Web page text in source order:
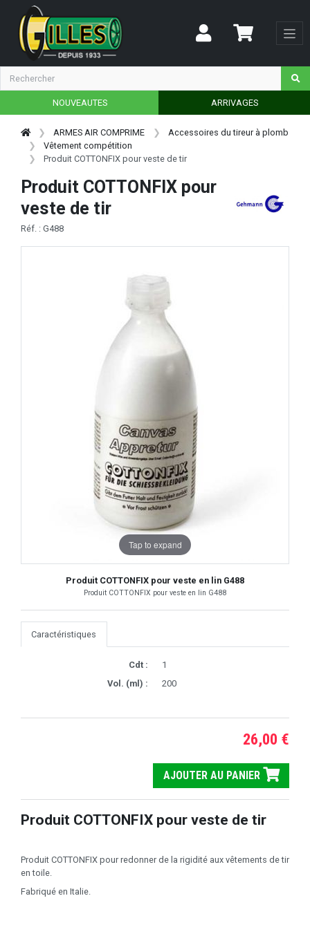
NOUVEAUTES ARRIVAGES
ARMES AIR COMPRIME
Accessoires du tireur à plomb
Vêtement compétition
Produit COTTONFIX pour veste de tir
Produit COTTONFIX pour
veste de tir
Réf. : G488
Tap to expand
Produit COTTONFIX pour veste en lin G488
Produit COTTONFIX pour veste en lin G488
Caractéristiques
Cdt :
1
Vol. (ml) :
200
26,00 €
AJOUTER AU PANIER
Produit COTTONFIX pour veste de tir
Produit COTTONFIX pour redonner de la rigidité aux vêtements de tir
en toile.
Fabriqué en Italie.